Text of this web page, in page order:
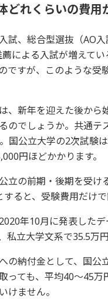
どれくらいの費用
試、総合型選抜（AO
による入試が増えて
ですが、このような
、新年を迎えた後か
のでしょうか。共通
国公立大学の2次試験
円ほどかかります。
立の前期・後期を受
ると、受験費用だけ
年10月に発表した
私立大学文系で35.5万
の納付金として、国公
っても、平均40～45万
けません。